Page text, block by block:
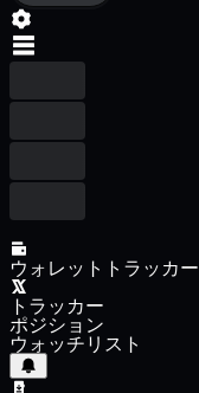
ウォレットトラッカー
トラッカー
ポジション
ウォッチリスト